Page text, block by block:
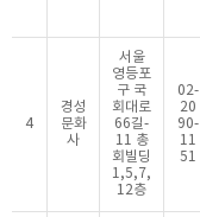
4
경성
문화
사
서울
영등포
구 국
회대로
66길-
11 총
회빌딩
1,5,7,
12층
02-
20
90-
11
51